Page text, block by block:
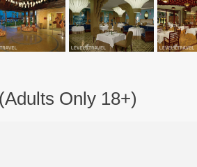
Only 18+)